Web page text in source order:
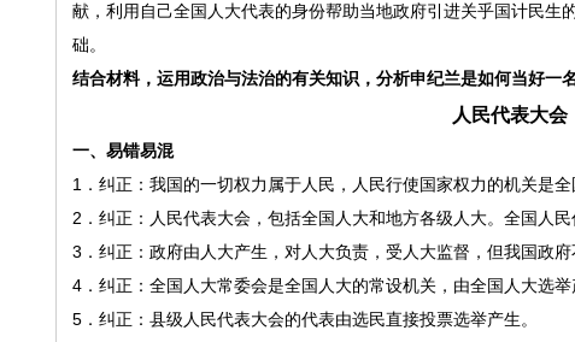
献，利用自己全国人大代表的身份帮助当地政府引进关乎国计民
础。
结合材料，运用政治与法治的有关知识，分析申纪兰是如何当好一
人民代表大
一、易错易混
1．纠正：我国的一切权力属于人民，人民行使国家权力的机关是
2．纠正：人民代表大会，包括全国人大和地方各级人大。全国人民
3．纠正：政府由人大产生，对人大负责，受人大监督，但我国政府
4．纠正：全国人大常委会是全国人大的常设机关，由全国人大选举
5．纠正：县级人民代表大会的代表由选民直接投票